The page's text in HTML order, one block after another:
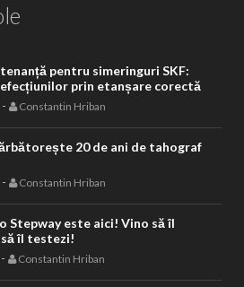
pentru simeringuri SKF:
prin etanșare corectă
- Constantin Hriban
20 de ani de tahograf
- Constantin Hriban
Stepway este aici! Vino să îl
îl testezi!
- Constantin Hriban